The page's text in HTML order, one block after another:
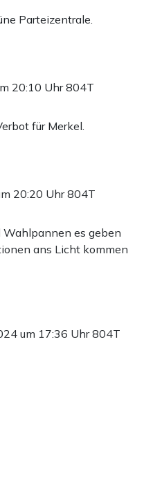
Parteizentrale.
20:10 Uhr804T
für Merkel.
20:20 Uhr804T
es geben
ans Licht kommen
um 17:36 Uhr804T